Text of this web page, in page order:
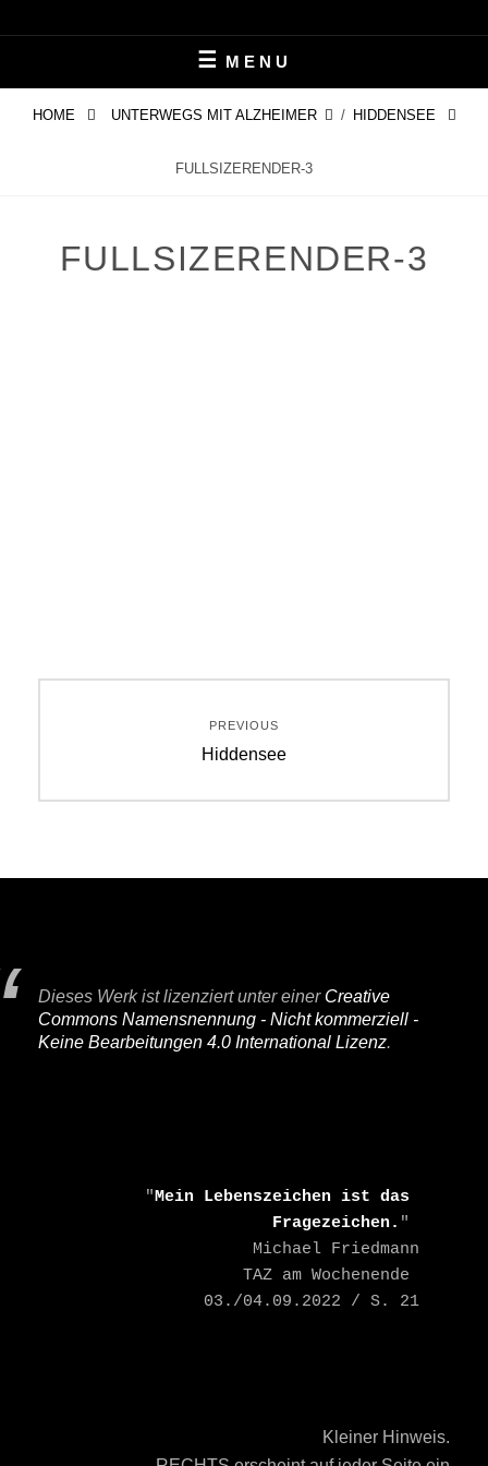
to
PERIFAIR
MENU
HOME UNTERWEGS MIT ALZHEIMER / HIDDENSEE
FULLSIZERENDER-3
FULLSIZERENDER-3
PREVIOUS
Previous
Hiddensee
Dieses Werk ist lizenziert unter einer Creative
Commons Namensnennung - Nicht kommerziell -
Keine Bearbeitungen 4.0 International Lizenz.
    "
Mein Lebenszeichen ist das
Fragezeichen. "
03./04.09.2022 / S. 21
Kleiner Hinweis.